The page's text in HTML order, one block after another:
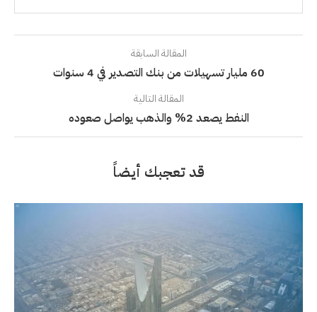
المقالة السابقة
60 مليار تسهيلات من بنك التصدير في 4 سنوات
المقالة التالية
النفط يصعد 2% والذهب يواصل صعوده
قد تعجبك أيضاً